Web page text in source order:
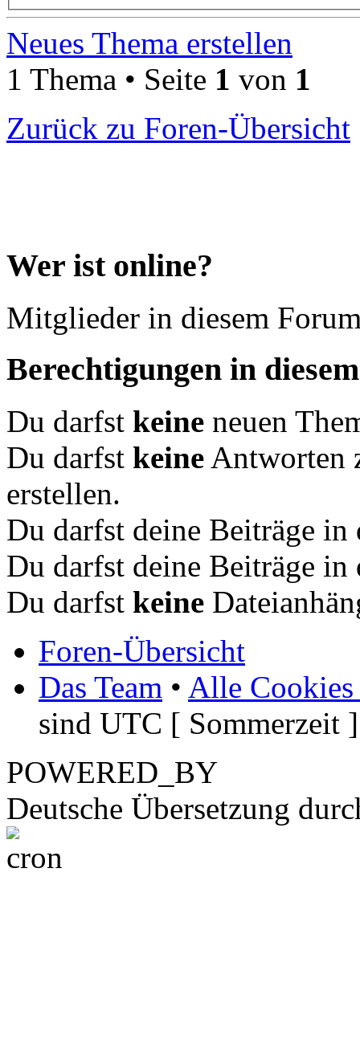
Neues Thema erstellen
1 Thema • Seite 1 von 1
Zurück zu Foren-Übersicht
Wer ist online?
Mitglieder in diesem
Berechtigungen in
Du darfst keine neuen
Du darfst keine Antworten
erstellen.
Du darfst deine Beiträge
Du darfst deine Beiträge
Du darfst keine
Foren-Übersicht
Das Team • Alle Cookies
sind UTC [ Sommerzeit ]
POWERED_BY
Deutsche Übersetzung